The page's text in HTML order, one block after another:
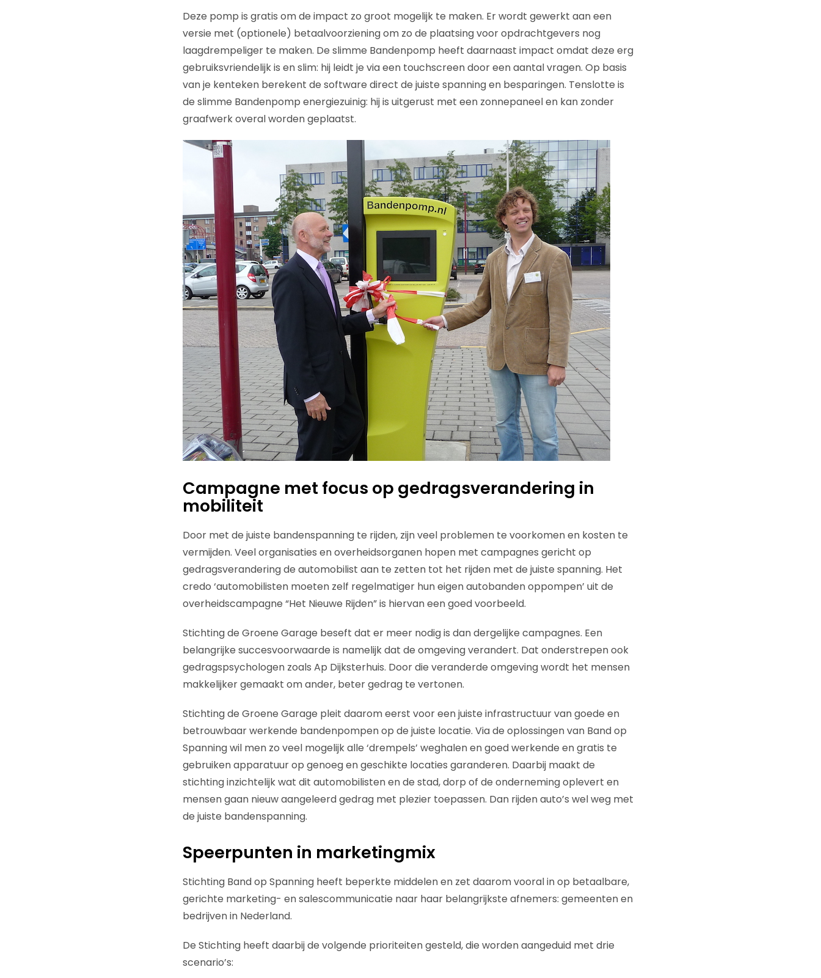
Deze pomp is gratis om de impact zo groot mogelijk te maken. Er wordt gewerkt aan een
versie met (optionele) betaalvoorziening om zo de plaatsing voor opdrachtgevers nog
laagdrempeliger te maken. De slimme Bandenpomp heeft daarnaast impact omdat deze erg
gebruiksvriendelijk is en slim: hij leidt je via een touchscreen door een aantal vragen. Op basis
van je kenteken berekent de software direct de juiste spanning en besparingen. Tenslotte is
de slimme Bandenpomp energiezuinig: hij is uitgerust met een zonnepaneel en kan zonder
graafwerk overal worden geplaatst.
Campagne met focus op gedragsverandering in
mobiliteit
Door met de juiste bandenspanning te rijden, zijn veel problemen te voorkomen en kosten te
vermijden. Veel organisaties en overheidsorganen hopen met campagnes gericht op
gedragsverandering de automobilist aan te zetten tot het rijden met de juiste spanning. Het
credo ‘automobilisten moeten zelf regelmatiger hun eigen autobanden oppompen’ uit de
overheidscampagne “Het Nieuwe Rijden” is hiervan een goed voorbeeld.
Stichting de Groene Garage beseft dat er meer nodig is dan dergelijke campagnes. Een
belangrijke succesvoorwaarde is namelijk dat de omgeving verandert. Dat onderstrepen ook
gedragspsychologen zoals Ap Dijksterhuis. Door die veranderde omgeving wordt het mensen
makkelijker gemaakt om ander, beter gedrag te vertonen.
Stichting de Groene Garage pleit daarom eerst voor een juiste infrastructuur van goede en
betrouwbaar werkende bandenpompen op de juiste locatie. Via de oplossingen van Band op
Spanning wil men zo veel mogelijk alle ‘drempels’ weghalen en goed werkende en gratis te
gebruiken apparatuur op genoeg en geschikte locaties garanderen. Daarbij maakt de
stichting inzichtelijk wat dit automobilisten en de stad, dorp of de onderneming oplevert en
mensen gaan nieuw aangeleerd gedrag met plezier toepassen. Dan rijden auto’s wel weg met
de juiste bandenspanning.
Speerpunten in marketingmix
Stichting Band op Spanning heeft beperkte middelen en zet daarom vooral in op betaalbare,
gerichte marketing- en salescommunicatie naar haar belangrijkste afnemers: gemeenten en
bedrijven in Nederland.
De Stichting heeft daarbij de volgende prioriteiten gesteld, die worden aangeduid met drie
scenario’s: